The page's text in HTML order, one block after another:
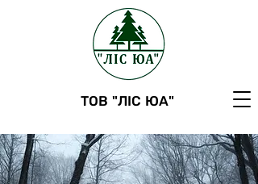
ТОВ "ЛІС ЮА"